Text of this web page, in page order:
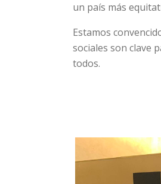
un país más
Estamos
sociales son clave
todos.